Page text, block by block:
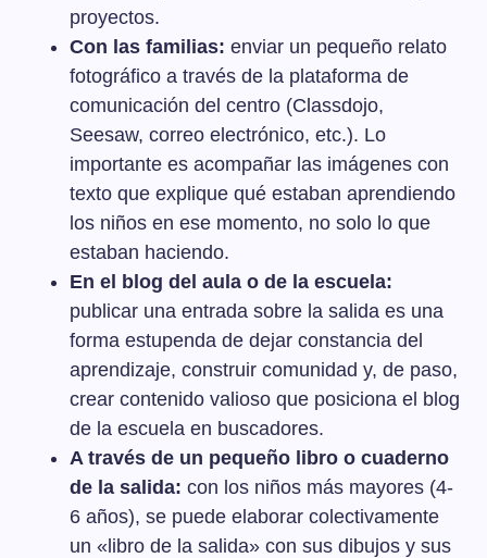
proyectos.
Con las familias: enviar un pequeño relato
fotográfico a través de la plataforma de
comunicación del centro (Classdojo,
Seesaw, correo electrónico, etc.). Lo
importante es acompañar las imágenes con
texto que explique qué estaban aprendiendo
los niños en ese momento, no solo lo que
estaban haciendo.
En el blog del aula o de la escuela:
publicar una entrada sobre la salida es una
forma estupenda de dejar constancia del
aprendizaje, construir comunidad y, de paso,
crear contenido valioso que posiciona el blog
de la escuela en buscadores.
A través de un pequeño libro o cuaderno
de la salida: con los niños más mayores (4-
6 años), se puede elaborar colectivamente
un «libro de la salida» con sus dibujos y sus